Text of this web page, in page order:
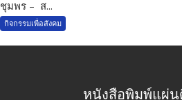
ชุมพร – ส...
กิจกรรมเพื่อสังคม
หนังสือพิมพ์แผ่